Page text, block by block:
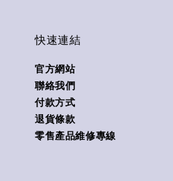
快速連結
官方網站
聯絡我們
付款方式
退貨條款
零售產品維修專線